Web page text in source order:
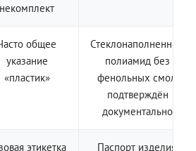
некомплект
общее
указание
«пластик»
Стеклонаполненный
полиамид без
фенольных смол,
подтверждён
документально
этикетка Паспорт изделия,